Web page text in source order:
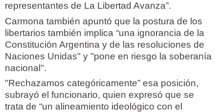
representantes de La Libertad Avanza”.
Carmona también apuntó que la postura de los
libertarios también implica “una ignorancia de la
Constitución Argentina y de las resoluciones de
Naciones Unidas" y "pone en riesgo la soberanía
nacional".
"Rechazamos categóricamente” esa posición,
subrayó el funcionario, quien expresó que se
trata de “un alineamiento ideológico con el